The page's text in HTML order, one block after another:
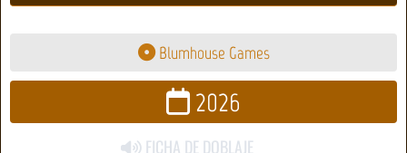
Blumhouse Games
2026
FICHA DE DOBLAJE